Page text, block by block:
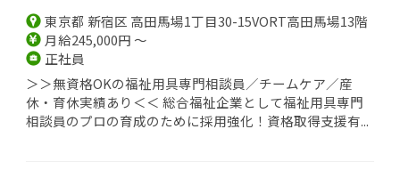
東京都 新宿区 高田馬場1丁目30-15VORT高田馬場13階
月給245,000円 ～
正社員
＞＞無資格OKの福祉用具専門相談員／チームケア／産
休・育休実績あり＜＜ 総合福祉企業として福祉用具専門
相談員のプロの育成のために採用強化！資格取得支援有...